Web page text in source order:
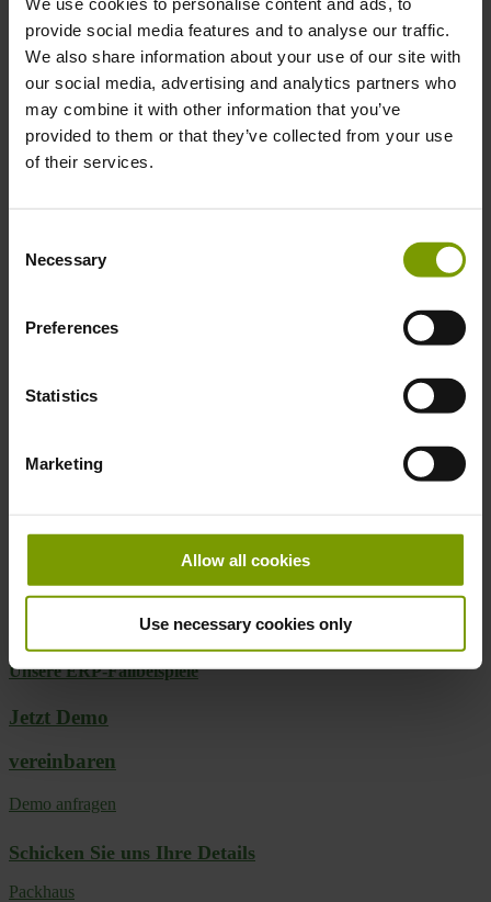
provide social media features and to analyse our traffic.
We also share information about your use of our site with
our social media, advertising and analytics partners who
may combine it with other information that you’ve
provided to them or that they’ve collected from your use
of their services.
Selection
Necessary
Preferences
Statistics
Marketing
Allow all cookies
Use necessary cookies only
Logistik
Qualität
Lebensmittelsicherheit
Downloads
Broschüre herunterladen
Unsere ERP-Fallbeispiele
Jetzt Demo
vereinbaren
Demo anfragen
Schicken Sie uns Ihre Details
Packhaus